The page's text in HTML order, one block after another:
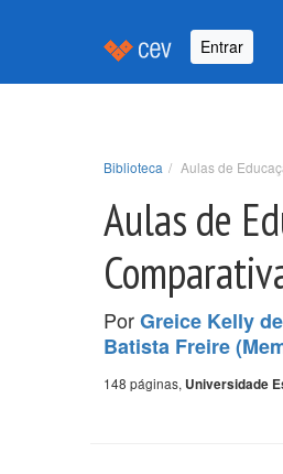
Entrar
Biblioteca Aulas de
Aulas de
PorGreice Kelly
Batista Freire
148 páginas, Universidade